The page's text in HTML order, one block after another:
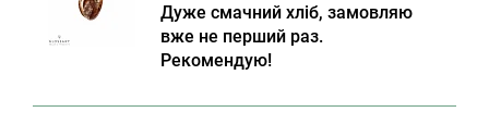
Дуже смачний хліб, замовляю
вже не перший раз.
Рекомендую!